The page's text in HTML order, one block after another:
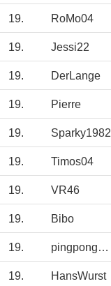
19. RoMo04
19. Jessi22
19. DerLange
19. Pierre
19. Sparky1982
19. Timos04
19. VR46
19. Bibo
19. pingpongklaus
19. HansWurst